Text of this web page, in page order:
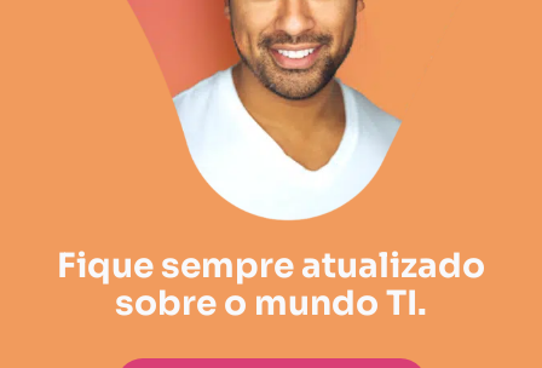
Fique sempre atualizado
sobre o mundo TI.